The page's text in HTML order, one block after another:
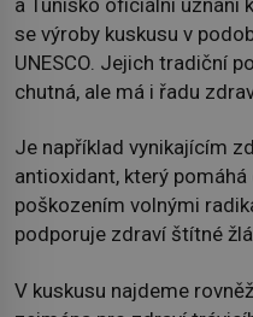
se výroby kuskusu v
UNESCO. Jejich tradiční
chutná, ale má i řadu
Je například vynikajícím
antioxidant, který
poškozením volnými
podporuje zdraví štítné
V kuskusu najdeme